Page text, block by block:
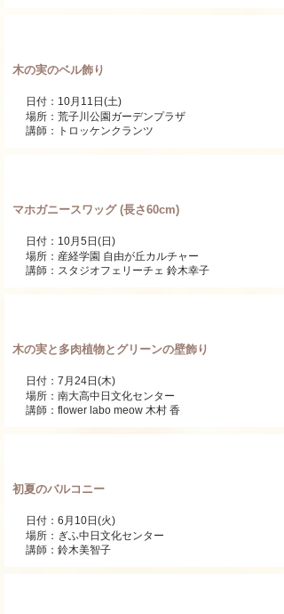
木の実のベル飾り
日付：10月11日(土)
場所：荒子川公園ガーデンプラザ
講師：トロッケンクランツ
マホガニースワッグ (長さ60cm)
日付：10月5日(日)
場所：産経学園 自由が丘カルチャー
講師：スタジオフェリーチェ 鈴木幸子
木の実と多肉植物とグリーンの壁飾り
日付：7月24日(木)
場所：南大高中日文化センター
講師：flower labo meow 木村 香
初夏のバルコニー
日付：6月10日(火)
場所：ぎふ中日文化センター
講師：鈴木美智子